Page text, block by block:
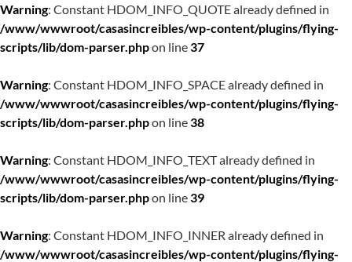
Warning: Constant HDOM_INFO_QUOTE already defined in
/www/wwwroot/casasincreibles/wp-content/plugins/flying-
scripts/lib/dom-parser.phpon line37
Warning: Constant HDOM_INFO_SPACE already defined in
/www/wwwroot/casasincreibles/wp-content/plugins/flying-
scripts/lib/dom-parser.phpon line38
Warning: Constant HDOM_INFO_TEXT already defined in
/www/wwwroot/casasincreibles/wp-content/plugins/flying-
scripts/lib/dom-parser.phpon line39
Warning: Constant HDOM_INFO_INNER already defined in
/www/wwwroot/casasincreibles/wp-content/plugins/flying-